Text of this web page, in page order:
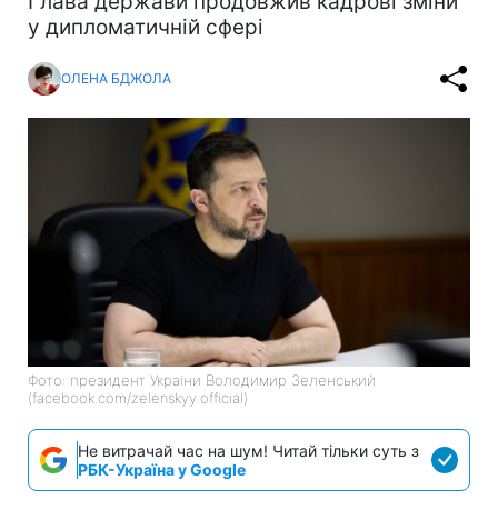
у дипломатичній сфері
ОЛЕНА БДЖОЛА
Фото: президент України Володимир Зеленський
(facebook.com/zelenskyy.official)
Не витрачай час на шум! Читай тільки суть з
РБК-Україна у Google